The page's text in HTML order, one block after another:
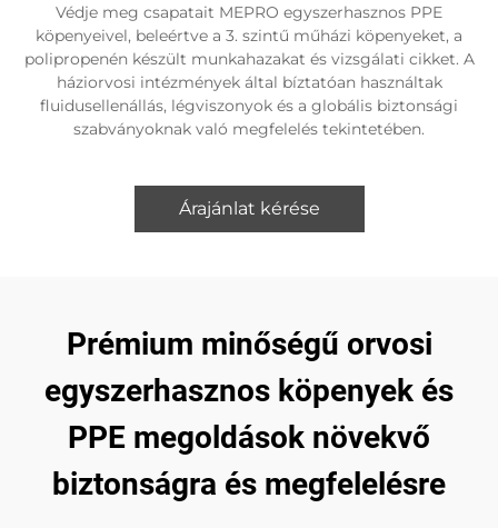
Védje meg csapatait MEPRO egyszerhasznos PPE
köpenyeivel, beleértve a 3. szintű műházi köpenyeket, a
polipropenén készült munkahazakat és vizsgálati cikket. A
háziorvosi intézmények által bíztatóan használtak
fluidusellenállás, légviszonyok és a globális biztonsági
szabványoknak való megfelelés tekintetében.
Árajánlat kérése
Prémium minőségű orvosi
egyszerhasznos köpenyek és
PPE megoldások növekvő
biztonságra és megfelelésre